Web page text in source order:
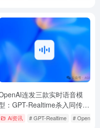
连发三款实时语音模
：GPT-Realtime杀入同传，
每分钟2毛5的AI如何掀翻翻译
Ai资讯 # GPT-Realtime # OpenAI